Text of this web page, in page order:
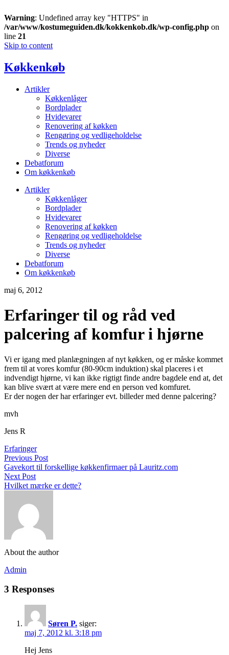
Warning: Undefined array key "HTTPS" in
/var/www/kostumeguiden.dk/kokkenkob.dk/wp-config.php on
line 21
Skip to content
Køkkenkøb
Artikler
Køkkenlåger
Bordplader
Hvidevarer
Renovering af køkken
Rengøring og vedligeholdelse
Trends og nyheder
Diverse
Debatforum
Om køkkenkøb
Artikler
Køkkenlåger
Bordplader
Hvidevarer
Renovering af køkken
Rengøring og vedligeholdelse
Trends og nyheder
Diverse
Debatforum
Om køkkenkøb
maj 6, 2012
Erfaringer til og råd ved
palcering af komfur i hjørne
Vi er igang med planlægningen af nyt køkken, og er måske kommet
frem til at vores komfur (80-90cm induktion) skal placeres i et
indvendigt hjørne, vi kan ikke rigtigt finde andre bagdele end at, det
kan blive svært at være mere end en person ved komfuret.
Er der nogen der har erfaringer evt. billeder med denne palcering?
mvh
Jens R
Erfaringer
Previous Post
Gavekort til forskellige køkkenfirmaer på Lauritz.com
Next Post
Hvilket mærke er dette?
About the author
Admin
3 Responses
Søren P. siger:
maj 7, 2012 kl. 3:18 pm
Hej Jens